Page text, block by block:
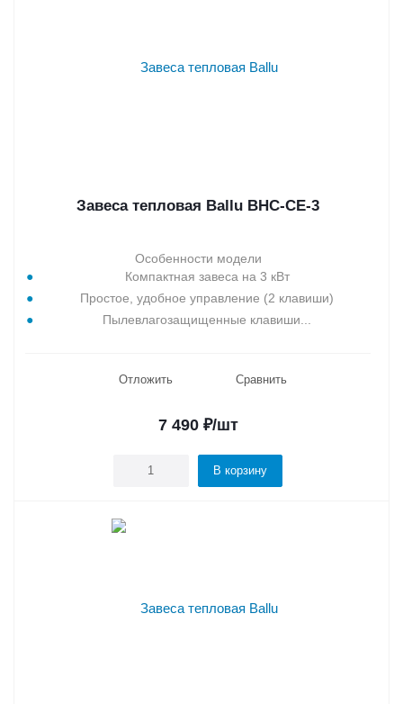
Завеса тепловая Ballu BHC-CE-3
Особенности модели
Компактная завеса на 3 кВт
Простое, удобное управление (2 клавиши)
Пылевлагозащищенные клавиши...
Отложить Сравнить
7 490 ₽/шт
В корзину